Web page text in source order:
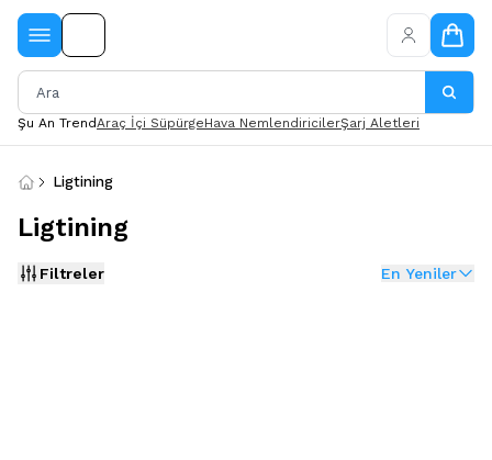
Şu An TrendAraç İçi SüpürgeHava NemlendiricilerŞarj Aletleri
Ligtining
Ligtining
Filtreler En Yeniler